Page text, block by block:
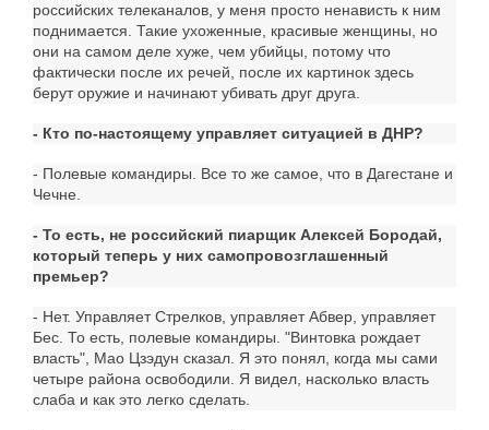
российских телеканалов, у меня просто ненависть к ним
поднимается. Такие ухоженные, красивые женщины, но
они на самом деле хуже, чем убийцы, потому что
фактически после их речей, после их картинок здесь
берут оружие и начинают убивать друг друга.
- Кто по-настоящему управляет ситуацией в ДНР?
- Полевые командиры. Все то же самое, что в Дагестане и
Чечне.
- То есть, не российский пиарщик Алексей Бородай,
который теперь у них самопровозглашенный
премьер?
- Нет. Управляет Стрелков, управляет Абвер, управляет
Бес. То есть, полевые командиры. "Винтовка рождает
власть", Мао Цзэдун сказал. Я это понял, когда мы сами
четыре района освободили. Я видел, насколько власть
слаба и как это легко сделать.